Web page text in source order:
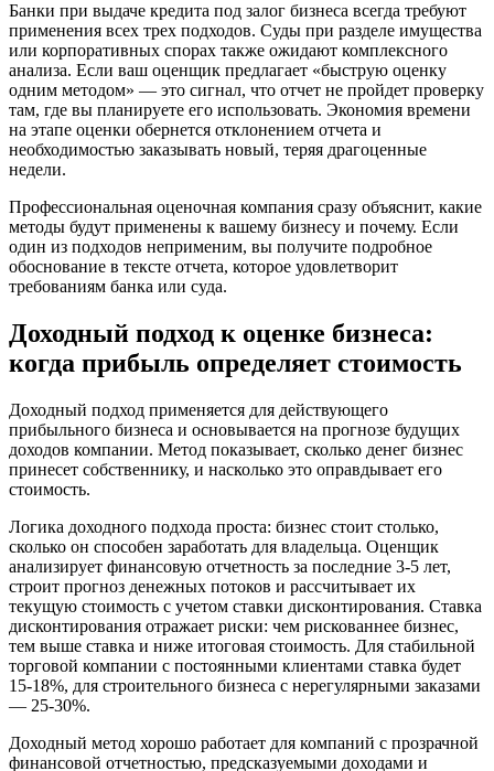
Банки при выдаче кредита под залог бизнеса всегда требуют
применения всех трех подходов. Суды при разделе имущества
или корпоративных спорах также ожидают комплексного
анализа. Если ваш оценщик предлагает «быструю оценку
одним методом» — это сигнал, что отчет не пройдет проверку
там, где вы планируете его использовать. Экономия времени
на этапе оценки обернется отклонением отчета и
необходимостью заказывать новый, теряя драгоценные
недели.
Профессиональная оценочная компания сразу объяснит, какие
методы будут применены к вашему бизнесу и почему. Если
один из подходов неприменим, вы получите подробное
обоснование в тексте отчета, которое удовлетворит
требованиям банка или суда.
Доходный подход к оценке бизнеса:
когда прибыль определяет стоимость
Доходный подход применяется для действующего
прибыльного бизнеса и основывается на прогнозе будущих
доходов компании. Метод показывает, сколько денег бизнес
принесет собственнику, и насколько это оправдывает его
стоимость.
Логика доходного подхода проста: бизнес стоит столько,
сколько он способен заработать для владельца. Оценщик
анализирует финансовую отчетность за последние 3-5 лет,
строит прогноз денежных потоков и рассчитывает их
текущую стоимость с учетом ставки дисконтирования. Ставка
дисконтирования отражает риски: чем рискованнее бизнес,
тем выше ставка и ниже итоговая стоимость. Для стабильной
торговой компании с постоянными клиентами ставка будет
15-18%, для строительного бизнеса с нерегулярными заказами
— 25-30%.
Доходный метод хорошо работает для компаний с прозрачной
финансовой отчетностью, предсказуемыми доходами и